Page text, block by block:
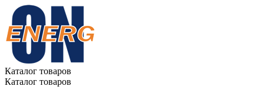
Каталог товаров
Каталог товаров